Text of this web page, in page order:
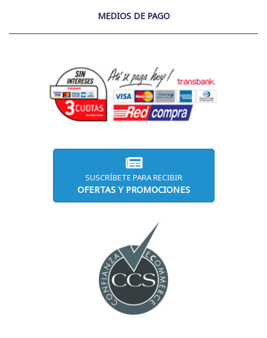
MEDIOS DE PAGO
SUSCRÍBETE PARA RECIBIR
OFERTAS Y PROMOCIONES